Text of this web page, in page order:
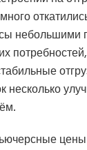
небольшими
несколько
цены